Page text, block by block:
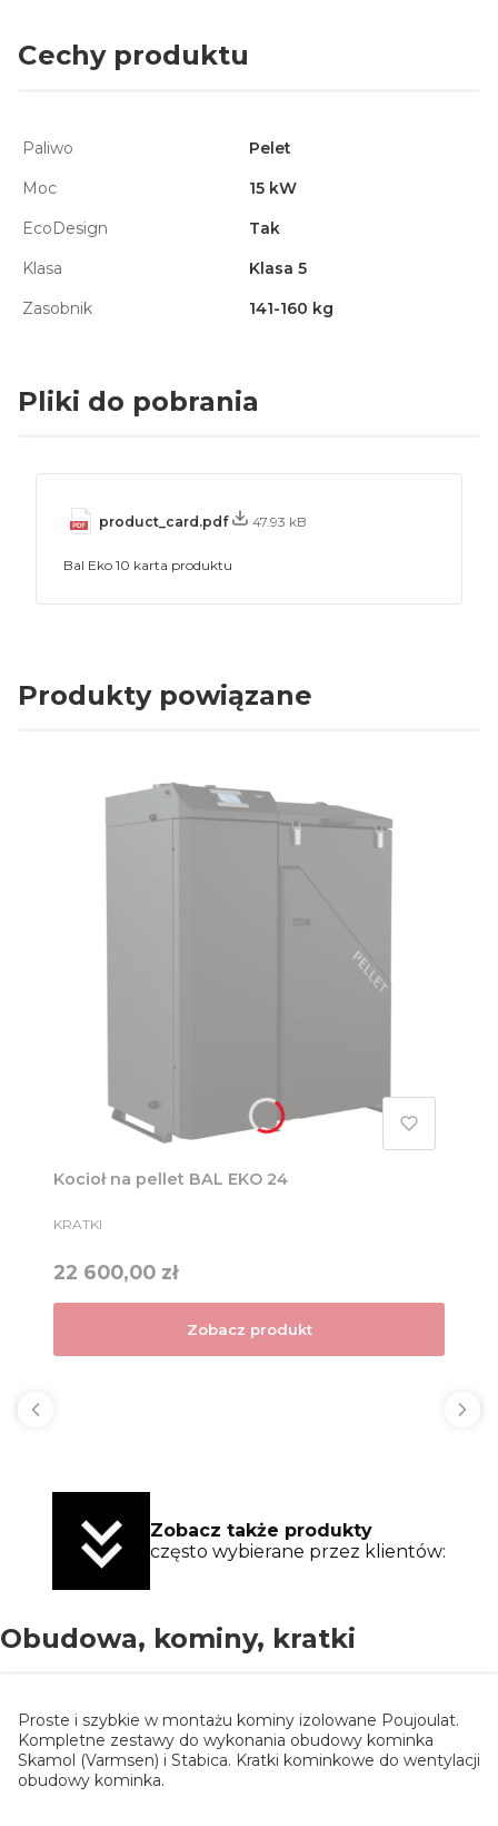
Cechy produktu
Paliwo
Pelet
Moc
15 kW
EcoDesign
Tak
Klasa
Klasa 5
Zasobnik
141-160 kg
Pliki do pobrania
product_card.pdf 47.93 kB
Bal Eko 10 karta produktu
Produkty powiązane
Kocioł na pellet BAL EKO 24
PRODUCENT
KRATKI
Cena
22 600,00 zł
Zobacz produkt
Zobacz także produkty
często wybierane przez klientów:
Obudowa, kominy, kratki
Proste i szybkie w montażu kominy izolowane Poujoulat.
Kompletne zestawy do wykonania obudowy kominka
Skamol (Varmsen) i Stabica. Kratki kominkowe do wentylacji
obudowy kominka.